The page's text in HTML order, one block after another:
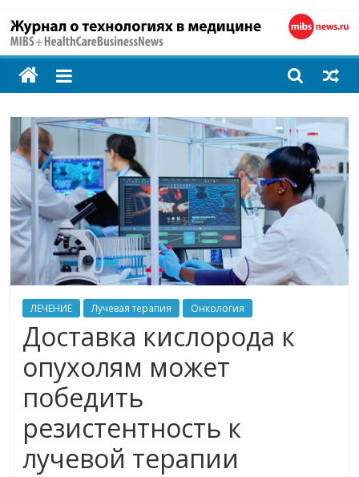
MIBS
+
Технологии
на
страже
здоровья
ЛЕЧЕНИЕ Лучевая терапия Онкология
Доставка кислорода к
опухолям может
победить
резистентность к
лучевой терапии